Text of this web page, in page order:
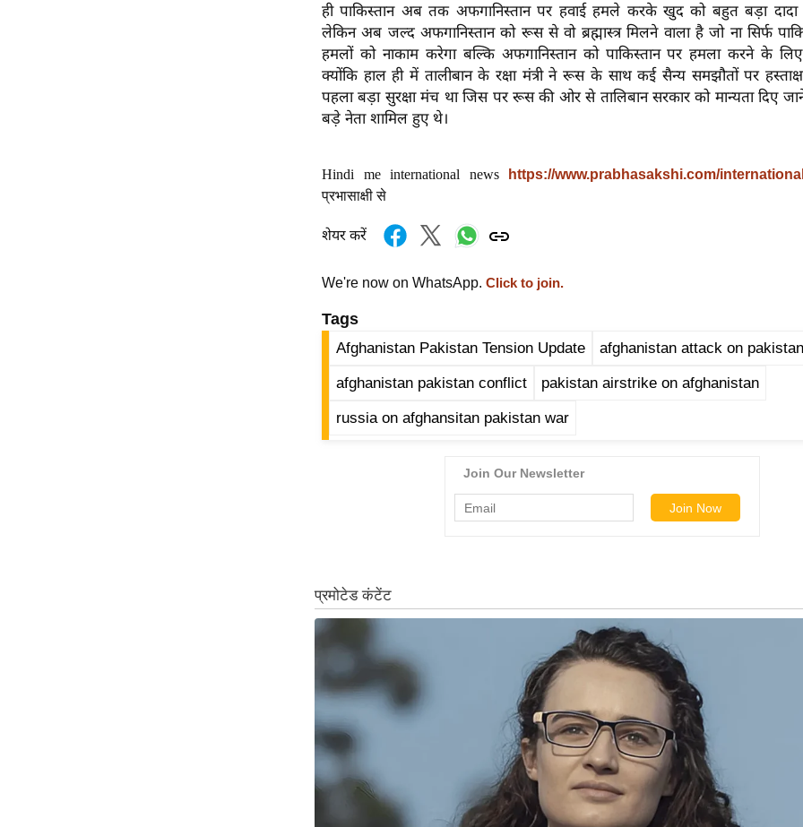
ही पाकिस्तान अब तक अफगानिस्तान पर हवाई हमले करके खुद को बहुत बड़ा दादा
लेकिन अब जल्द अफगानिस्तान को रूस से वो ब्रह्मास्त्र मिलने वाला है जो ना सिर्फ
हमलों को नाकाम करेगा बल्कि अफगानिस्तान को पाकिस्तान पर हमला करने के
क्योंकि हाल ही में तालीबान के रक्षा मंत्री ने रूस के साथ कई सैन्य समझौतों पर
पहला बड़ा सुरक्षा मंच था जिस पर रूस की ओर से तालिबान सरकार को मान्यता दिए
बड़े नेता शामिल हुए थे।
Hindi me international news
https://www.prabhasakshi.com/
प्रभासाक्षी से
शेयर करें
We're now on WhatsApp. Click to join.
Tags
Afghanistan Pakistan Tension Update afghanistan attack on pakistan
afghanistan pakistan conflict pakistan airstrike on afghanistan
russia on afghansitan pakistan war